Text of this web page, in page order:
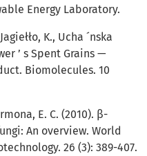
Energy Laboratory.
K., Ucha ´nska
’ s Spent Grains —
Biomolecules. 10
E. C. (2010). β-
An overview. World
26 (3): 389-407.